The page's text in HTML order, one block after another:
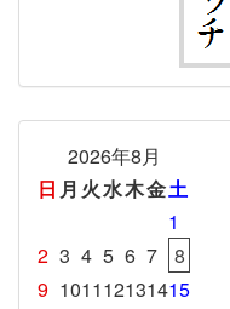
2026年8月
日 月 火水木金土
1
2 3 4 5 6 7
8
9 101112131415